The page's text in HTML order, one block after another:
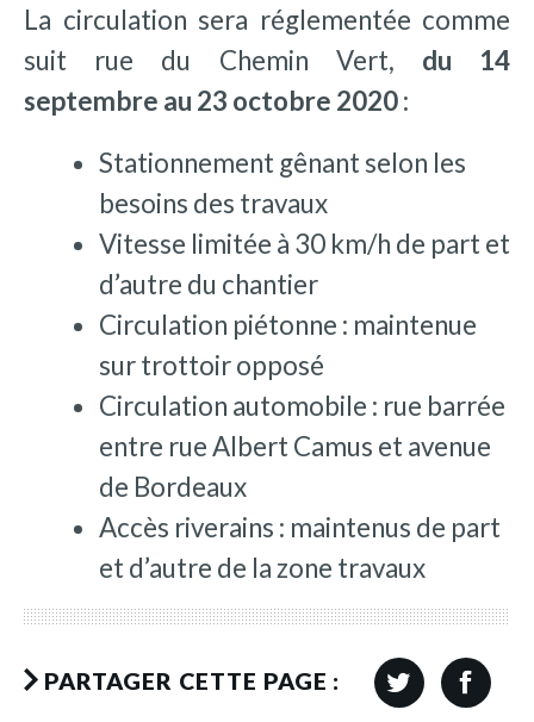
La circulation sera réglementée comme
suit rue du Chemin Vert, du 14
septembre au 23 octobre 2020 :
Stationnement gênant selon les
besoins des travaux
Vitesse limitée à 30 km/h de part et
d’autre du chantier
Circulation piétonne : maintenue
sur trottoir opposé
Circulation automobile : rue barrée
entre rue Albert Camus et avenue
de Bordeaux
Accès riverains : maintenus de part
et d’autre de la zone travaux
PARTAGER CETTE PAGE :